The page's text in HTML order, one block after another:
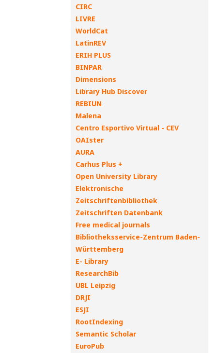
CIRC
LIVRE
WorldCat
LatinREV
ERIH PLUS
BINPAR
Dimensions
Library Hub Discover
REBIUN
Malena
Centro Esportivo Virtual - CEV
OAIster
AURA
Carhus Plus +
Open University Library
Elektronische
Zeitschriftenbibliothek
Zeitschriften Datenbank
Free medical journals
Bibliotheksservice-Zentrum Baden-
Württemberg
E- Library
ResearchBib
UBL Leipzig
DRJI
ESJI
RootIndexing
Semantic Scholar
EuroPub